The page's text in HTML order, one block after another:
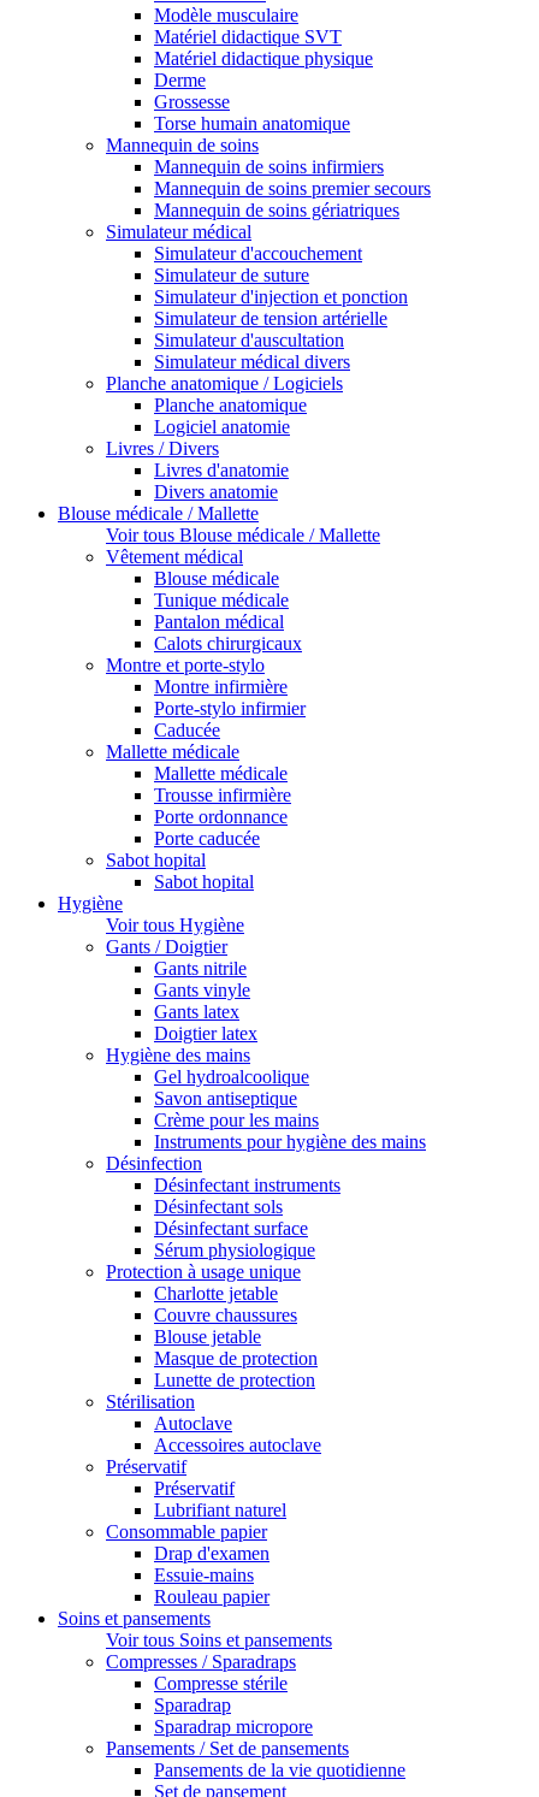
Modèle musculaire
Matériel didactique SVT
Matériel didactique physique
Derme
Grossesse
Torse humain anatomique
Mannequin de soins
Mannequin de soins infirmiers
Mannequin de soins premier secours
Mannequin de soins gériatriques
Simulateur médical
Simulateur d'accouchement
Simulateur de suture
Simulateur d'injection et ponction
Simulateur de tension artérielle
Simulateur d'auscultation
Simulateur médical divers
Planche anatomique / Logiciels
Planche anatomique
Logiciel anatomie
Livres / Divers
Livres d'anatomie
Divers anatomie
Blouse médicale / Mallette
Voir tous Blouse médicale / Mallette
Vêtement médical
Blouse médicale
Tunique médicale
Pantalon médical
Calots chirurgicaux
Montre et porte-stylo
Montre infirmière
Porte-stylo infirmier
Caducée
Mallette médicale
Mallette médicale
Trousse infirmière
Porte ordonnance
Porte caducée
Sabot hopital
Sabot hopital
Hygiène
Voir tous Hygiène
Gants / Doigtier
Gants nitrile
Gants vinyle
Gants latex
Doigtier latex
Hygiène des mains
Gel hydroalcoolique
Savon antiseptique
Crème pour les mains
Instruments pour hygiène des mains
Désinfection
Désinfectant instruments
Désinfectant sols
Désinfectant surface
Sérum physiologique
Protection à usage unique
Charlotte jetable
Couvre chaussures
Blouse jetable
Masque de protection
Lunette de protection
Stérilisation
Autoclave
Accessoires autoclave
Préservatif
Préservatif
Lubrifiant naturel
Consommable papier
Drap d'examen
Essuie-mains
Rouleau papier
Soins et pansements
Voir tous Soins et pansements
Compresses / Sparadraps
Compresse stérile
Sparadrap
Sparadrap micropore
Pansements / Set de pansements
Pansements de la vie quotidienne
Set de pansement